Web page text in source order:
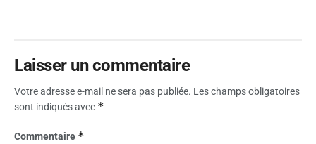
Laisser un commentaire
Votre adresse e-mail ne sera pas publiée. Les champs obligatoires
sont indiqués avec *
Commentaire *